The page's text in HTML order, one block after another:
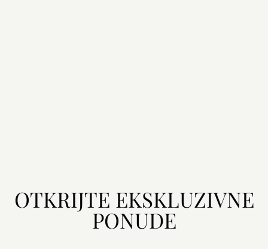
OTKRIJTE EKSKLUZIVNE
PONUDE